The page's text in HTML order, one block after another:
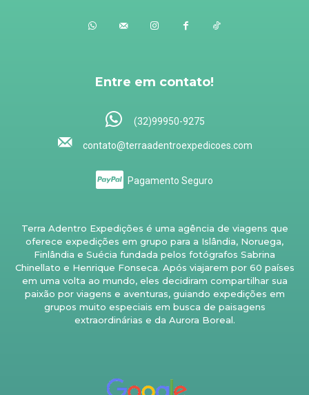
Entre em contato!
(32)99950-9275
contato@terraadentroexpedicoes.com
Pagamento Seguro
Terra Adentro Expedições é uma agência de viagens que
oferece expedições em grupo para a Islândia, Noruega,
Finlândia e Suécia fundada pelos fotógrafos Sabrina
Chinellato e Henrique Fonseca. Após viajarem por 60 países
em uma volta ao mundo, eles decidiram compartilhar sua
paixão por viagens e aventuras, guiando expedições em
grupos muito especiais em busca de paisagens
extraordinárias e da Aurora Boreal.